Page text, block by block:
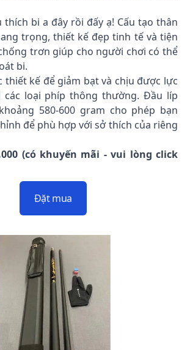
thích bi a đây rồi đấy ạ! Cấu tạo thân
trọng, thiết kế đẹp tinh tế và tiện
trơn giúp cho người chơi có thể
bi.
thiết kế để giảm bạt và chịu được lực
các loại phíp thông thường. Đầu líp
580-600 gram cho phép bạn
để phù hợp với sở thích của riêng
(có khuyến mãi - vui lòng click
Đặt mua